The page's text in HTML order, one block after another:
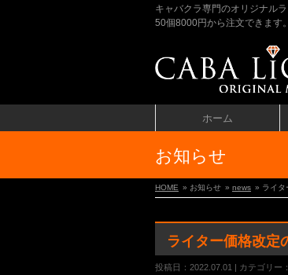
キャバクラ専門のオリジナル
50個8000円から注文できます
ホーム
お知らせ
HOME » お知らせ » news » ライタ
ライター価格改定
投稿日：2022.07.01 | カテゴリー：